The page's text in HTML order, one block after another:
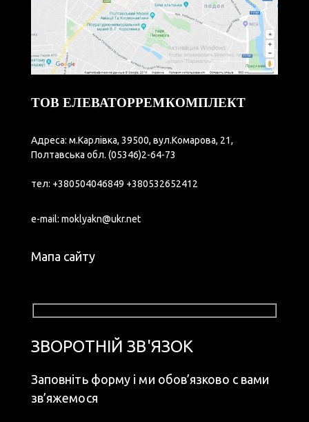
ТОВ ЕЛЕВАТОРРЕМКОМПЛЕКТ
Адреса: м.Карлівка, 39500, вул.Комарова, 21,
Полтавська обл. (05346)2-64-73
тел: +380504046849 +380532652412
e-mail: moklyakn@ukr.net
Мапа сайту
ЗВОРОТНІЙ ЗВ'ЯЗОК
Заповніть форму і ми обов’язково с вами
зв’яжемося